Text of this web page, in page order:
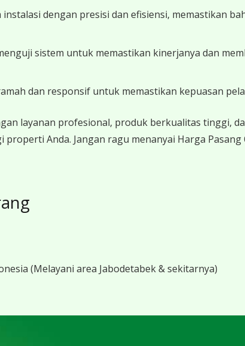
dengan presisi dan efisiensi, memastikan
sistem untuk memastikan kinerjanya dan
dan responsif untuk memastikan kepuasan
layanan profesional, produk berkualitas tinggi,
Anda. Jangan ragu menanyai Harga Pasang
(Melayani area Jabodetabek & sekitarnya)